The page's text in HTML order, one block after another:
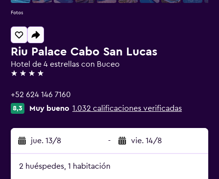
Riu Palace Cabo San Lucas
Hotel de 4 estrellas con Buceo
4 estrellas
+52 624 146 7160
8,3 Muy bueno 1.032 calificaciones verificadas
jue. 13/8 - vie. 14/8
2 huéspedes, 1 habitación
Fotos